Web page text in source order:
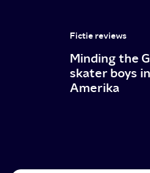
Fictie reviews
Minding the
skater boys
Amerika